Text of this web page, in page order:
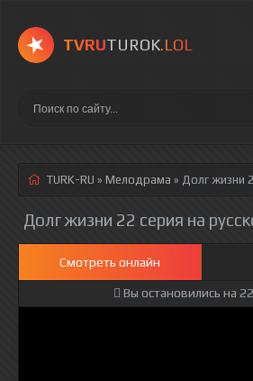
TVRUTUROK.LOL
TURK-RU » Мелодрама » Долг жизни
Долг жизни 22 серия на
Смотреть онлайн
Вы остановились на